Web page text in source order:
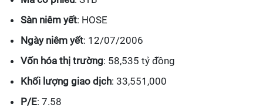
Sàn niêm yết: HOSE
Ngày niêm yết: 12/07/2006
Vốn hóa thị trường: 58,535 tỷ đồng
Khối lượng giao dịch: 33,551,000
P/E: 7.58